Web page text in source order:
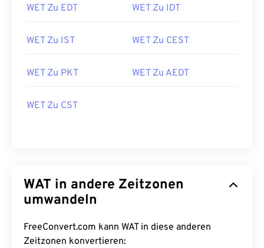
WET Zu EDT WET Zu IDT
WET Zu IST WET Zu CEST
WET Zu PKT WET Zu AEDT
WET Zu CST
WAT in andere Zeitzonen
umwandeln
FreeConvert.com kann WAT in diese anderen
Zeitzonen konvertieren: